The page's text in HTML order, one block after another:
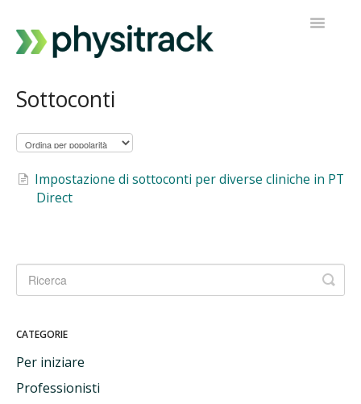
Sottoconti
Impostazione di sottoconti per diverse cliniche in PT
Direct
CATEGORIE
Per iniziare
Professionisti